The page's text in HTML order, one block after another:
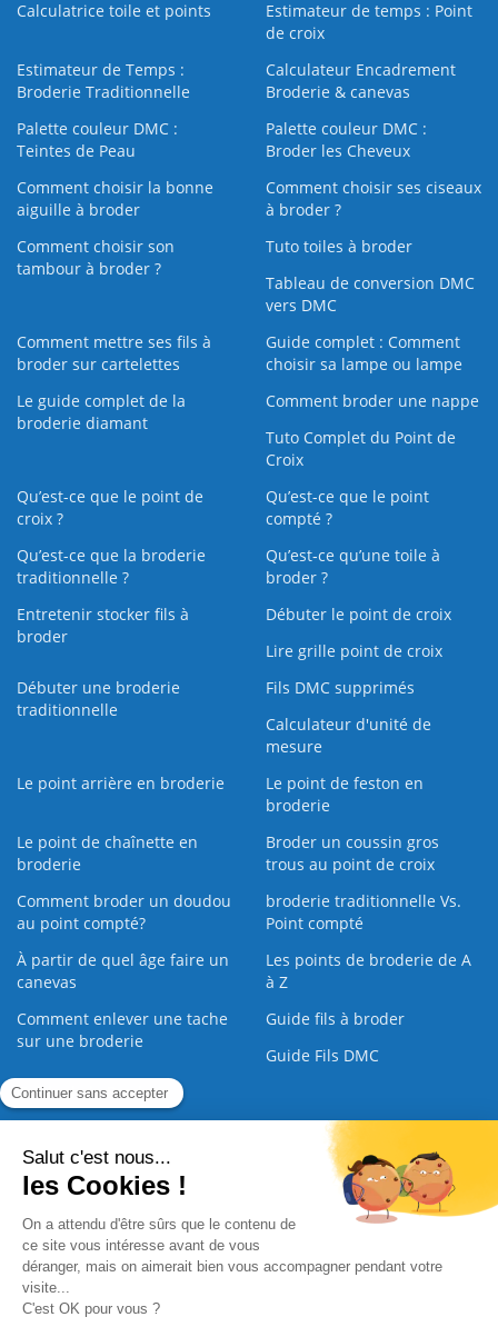
Calculatrice toile et points
Estimateur de temps : Point
de croix
Estimateur de Temps :
Broderie Traditionnelle
Calculateur Encadrement
Broderie & canevas
Palette couleur DMC :
Teintes de Peau
Palette couleur DMC :
Broder les Cheveux
Comment choisir la bonne
aiguille à broder
Comment choisir ses ciseaux
à broder ?
Comment choisir son
tambour à broder ?
Tuto toiles à broder
Tableau de conversion DMC
vers DMC
Comment mettre ses fils à
broder sur cartelettes
Guide complet : Comment
choisir sa lampe ou lampe
Le guide complet de la
broderie diamant
Comment broder une nappe
Tuto Complet du Point de
Croix
Qu’est-ce que le point de
croix ?
Qu’est-ce que le point
compté ?
Qu’est-ce que la broderie
traditionnelle ?
Qu’est‑ce qu’une toile à
broder ?
Entretenir stocker fils à
broder
Débuter le point de croix
Lire grille point de croix
Débuter une broderie
traditionnelle
Fils DMC supprimés
Calculateur d'unité de
mesure
Le point arrière en broderie
Le point de feston en
broderie
Le point de chaînette en
broderie
Broder un coussin gros
trous au point de croix
Comment broder un doudou
au point compté?
broderie traditionnelle Vs.
Point compté
À partir de quel âge faire un
canevas
Les points de broderie de A
à Z
Comment enlever une tache
sur une broderie
Guide fils à broder
Guide Fils DMC
Guide de la Broderie
Commande Papier Qui sommes nous Nous contacter |
Paiement sécurisé